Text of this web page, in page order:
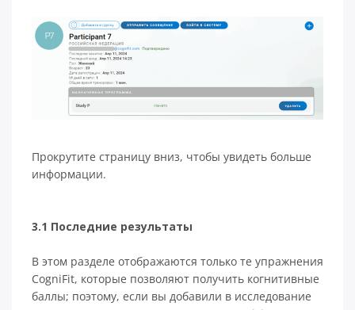
Прокрутите страницу вниз, чтобы увидеть больше
информации.
3.1 Последние результаты
В этом разделе отображаются только те упражнения
CogniFit, которые позволяют получить когнитивные
баллы; поэтому, если вы добавили в исследование